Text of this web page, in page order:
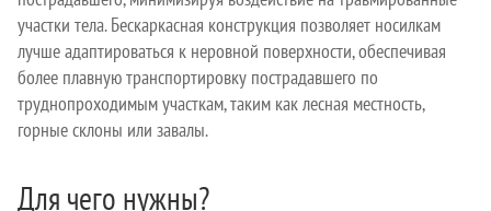
участки тела. Бескаркасная конструкция позволяет носилкам
лучше адаптироваться к неровной поверхности, обеспечивая
более плавную транспортировку пострадавшего по
труднопроходимым участкам, таким как лесная местность,
горные склоны или завалы.
Для чего нужны?